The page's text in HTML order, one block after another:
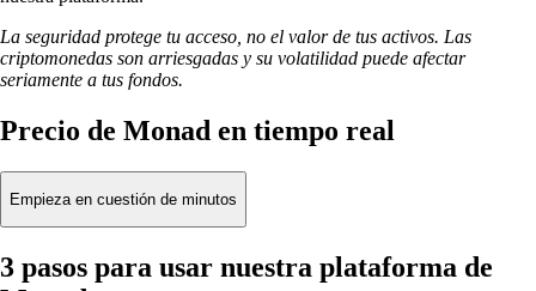
La seguridad protege tu acceso, no el valor de tus activos. Las
criptomonedas son arriesgadas y su volatilidad puede afectar
seriamente a tus fondos.
Precio de Monad en tiempo real
Empieza en cuestión de minutos
3 pasos para usar nuestra plataforma de